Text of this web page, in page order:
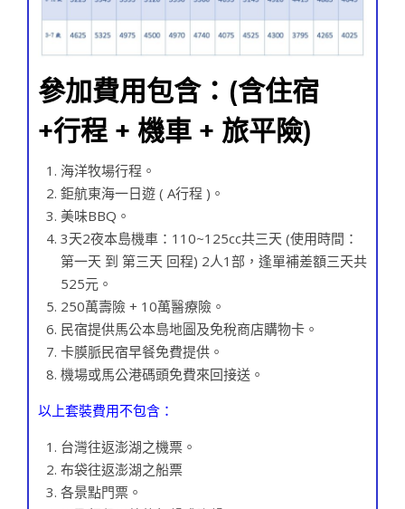
參加費用包含：(含住宿
+行程 + 機車 + 旅平險)
海洋牧場行程。
鉅航東海一日遊 ( A行程 )。
美味BBQ。
3天2夜本島機車：110~125cc共三天 (使用時間：
第一天 到 第三天 回程) 2人1部，逢單補差額三天共
525元。
250萬壽險 + 10萬醫療險。
民宿提供馬公本島地圖及免稅商店購物卡。
卡膜脈民宿早餐免費提供。
機場或馬公港碼頭免費來回接送。
以上套裝費用不包含：
台灣往返澎湖之機票。
布袋往返澎湖之船票
各景點門票。